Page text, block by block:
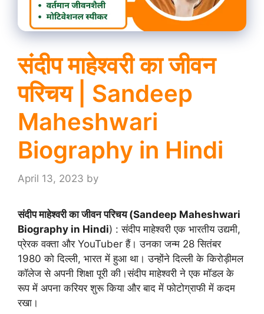
संदीप माहेश्वरी का जीवन
परिचय | Sandeep
Maheshwari
Biography in Hindi
April 13, 2023 by
संदीप माहेश्वरी का जीवन परिचय (Sandeep Maheshwari
Biography in Hindi) : संदीप माहेश्वरी एक भारतीय उद्यमी,
प्रेरक वक्ता और YouTuber हैं। उनका जन्म 28 सितंबर
1980 को दिल्ली, भारत में हुआ था। उन्होंने दिल्ली के किरोड़ीमल
कॉलेज से अपनी शिक्षा पूरी की।संदीप माहेश्वरी ने एक मॉडल के
रूप में अपना करियर शुरू किया और बाद में फोटोग्राफी में कदम
रखा।